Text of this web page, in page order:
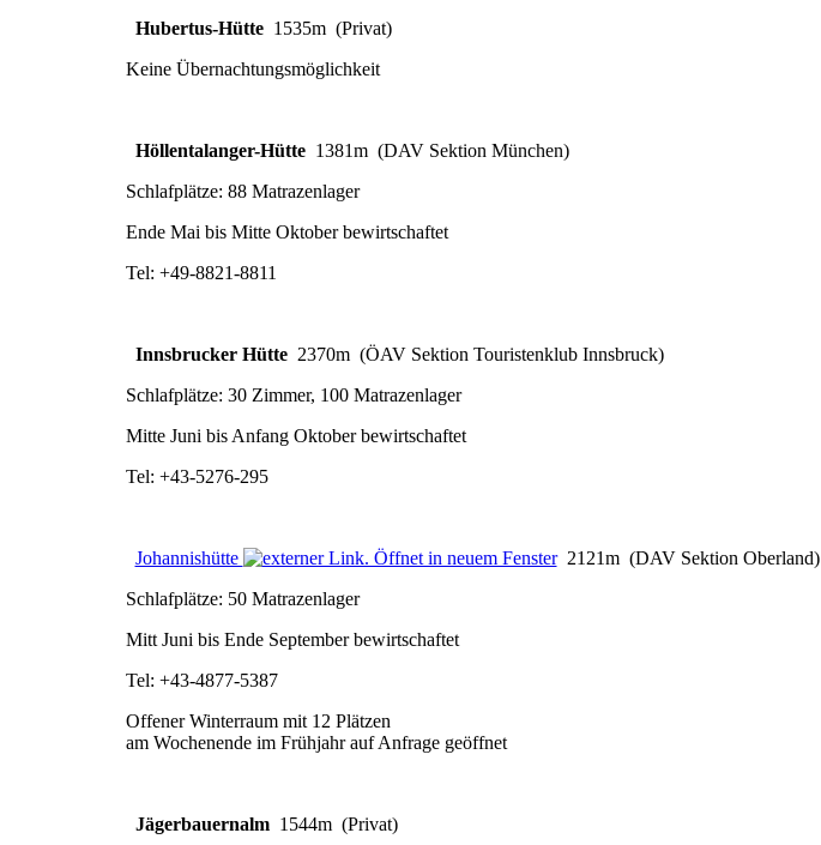
Hubertus-Hütte1535m (Privat)
Keine Übernachtungsmöglichkeit
Höllentalanger-Hütte1381m (DAV Sektion München)
Schlafplätze: 88 Matrazenlager
Ende Mai bis Mitte Oktober bewirtschaftet
Tel: +49-8821-8811
Innsbrucker Hütte2370m (ÖAV Sektion Touristenklub Innsbruck)
Schlafplätze: 30 Zimmer, 100 Matrazenlager
Mitte Juni bis Anfang Oktober bewirtschaftet
Tel: +43-5276-295
Johannishütte
2121m (DAV Sektion Oberland)
Schlafplätze: 50 Matrazenlager
Mitt Juni bis Ende September bewirtschaftet
Tel: +43-4877-5387
Offener Winterraum mit 12 Plätzen
am Wochenende im Frühjahr auf Anfrage geöffnet
Jägerbauernalm1544m (Privat)